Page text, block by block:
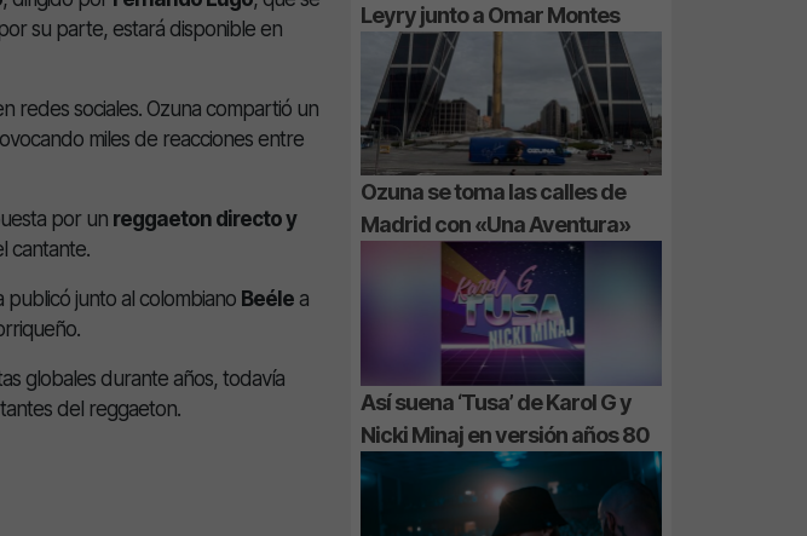
su parte, estará disponible en
redes sociales. Ozuna compartió un
miles de reacciones entre
por un reggaeton directo y
cantante.
publicó junto al colombiano Beéle a
globales durante años, todavía
del reggaeton.
Leyry junto a Omar Montes
Ozuna se toma las calles de
Madrid con «Una Aventura»
Así suena ‘Tusa’ de Karol G y
Nicki Minaj en versión años 80